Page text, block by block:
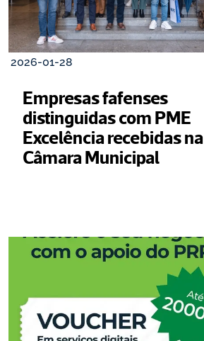
2026-01-28
Empresas fafenses
distinguidas com PME
Excelência recebidas na
Câmara Municipal